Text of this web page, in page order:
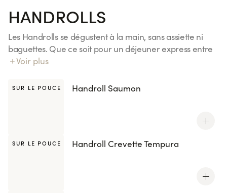
HANDROLLS
Les Handrolls se dégustent à la main, sans assiette ni
baguettes. Que ce soit pour un déjeuner express entre
deux réunions, un dîner à emporter dans le train ou un
parfait pour un repas gourmand. Découvrez nos 4
Voir plus
SUR LE POUCE Handroll Saumon
SUR LE POUCE Handroll Crevette Tempura